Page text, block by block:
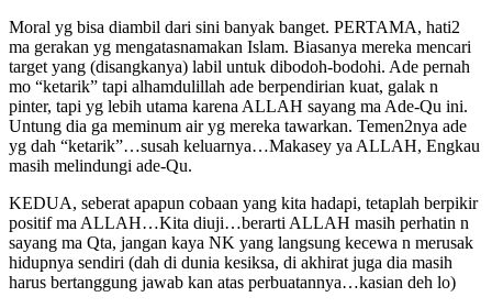
Moral yg bisa diambil dari sini banyak banget. PERTAMA, hati2
ma gerakan yg mengatasnamakan Islam. Biasanya mereka mencari
target yang (disangkanya) labil untuk dibodoh-bodohi. Ade pernah
mo “ketarik” tapi alhamdulillah ade berpendirian kuat, galak n
pinter, tapi yg lebih utama karena ALLAH sayang ma Ade-Qu ini.
Untung dia ga meminum air yg mereka tawarkan. Temen2nya ade
yg dah “ketarik”…susah keluarnya…Makasey ya ALLAH, Engkau
masih melindungi ade-Qu.
KEDUA, seberat apapun cobaan yang kita hadapi, tetaplah berpikir
positif ma ALLAH…Kita diuji…berarti ALLAH masih perhatin n
sayang ma Qta, jangan kaya NK yang langsung kecewa n merusak
hidupnya sendiri (dah di dunia kesiksa, di akhirat juga dia masih
harus bertanggung jawab kan atas perbuatannya…kasian deh lo)